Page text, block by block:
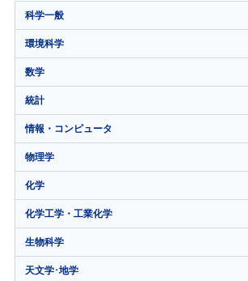
科学一般
環境科学
数学
統計
情報・コンピュータ
物理学
化学
化学工学・工業化学
生物科学
天文学･地学